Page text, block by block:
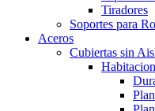
Tiradores
Soportes para
Aceros
Cubiertas sin